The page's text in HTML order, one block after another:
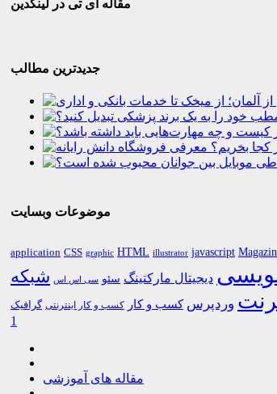
مقاله آی تی در لینکدین
جدیدترین مطالب
موضوعات وبسایت
application CSS graphic HTML illustrator javascript
دیجیتال مارکتینگ سئو سی اس اس شبکه
وردپرس کسب و کار کسب و کار اینترنتی گرافیک
1
مقاله های آموزشی